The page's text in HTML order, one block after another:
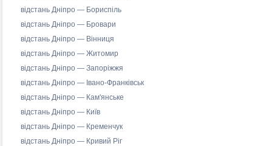
відстань Дніпро — Бориспіль
відстань Дніпро — Бровари
відстань Дніпро — Вінниця
відстань Дніпро — Житомир
відстань Дніпро — Запоріжжя
відстань Дніпро — Івано-Франківськ
відстань Дніпро — Кам'янське
відстань Дніпро — Київ
відстань Дніпро — Кременчук
відстань Дніпро — Кривий Ріг